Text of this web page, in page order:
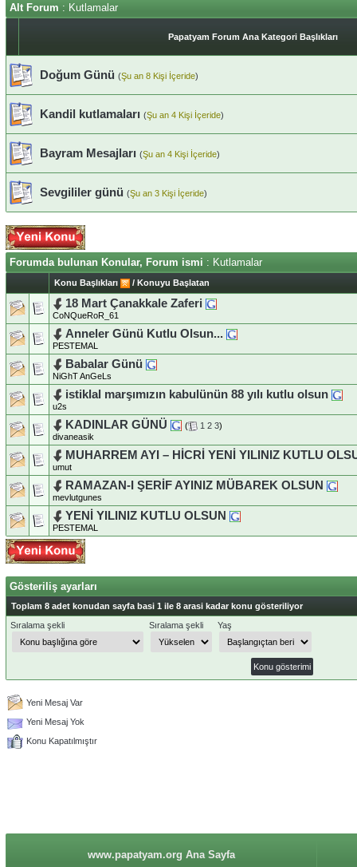
Alt Forum : Kutlamalar
Papatyam Forum Ana Kategori Başlıkları
Doğum Günü (Şu an 8 Kişi İçeride)
Kandil kutlamaları (Şu an 4 Kişi İçeride)
Bayram Mesajları (Şu an 4 Kişi İçeride)
Sevgililer günü (Şu an 3 Kişi İçeride)
Forumda bulunan Konular, Forum ismi : Kutlamalar
Konu Başlıkları / Konuyu Başlatan
18 Mart Çanakkale Zaferi
CoNQueRoR_61
Anneler Günü Kutlu Olsun...
PESTEMAL
Babalar Günü
NiGhT AnGeLs
istiklal marşımızın kabulünün 88 yılı kutlu olsun
u2s
KADINLAR GÜNÜ ( 1 2 3)
divaneasik
MUHARREM AYI – HİCRİ YENİ YILINIZ KUTLU
umut
RAMAZAN-I ŞERİF AYINIZ MÜBAREK OLSUN
mevlutgunes
YENİ YILINIZ KUTLU OLSUN
PESTEMAL
Gösteriliş ayarları
Toplam 8 adet konudan sayfa basi 1 ile 8 arasi kadar konu gösteriliyor
Sıralama şekli
Sıralama şekli Yaş
Yeni Mesaj Var
Yeni Mesaj Yok
Konu Kapatılmıştır
www.papatyam.org Ana Sayfa